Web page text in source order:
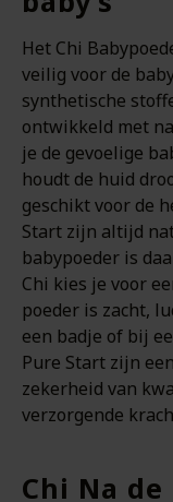
Het Chi
veilig voor de
synthetische
ontwikkeld met
je de gevoelige
houdt de huid
geschikt voor de
Start zijn altijd
babypoeder is
Chi kies je voor
poeder is zacht,
een badje of bij
Pure Start zijn
zekerheid van
verzorgende
Chi Na